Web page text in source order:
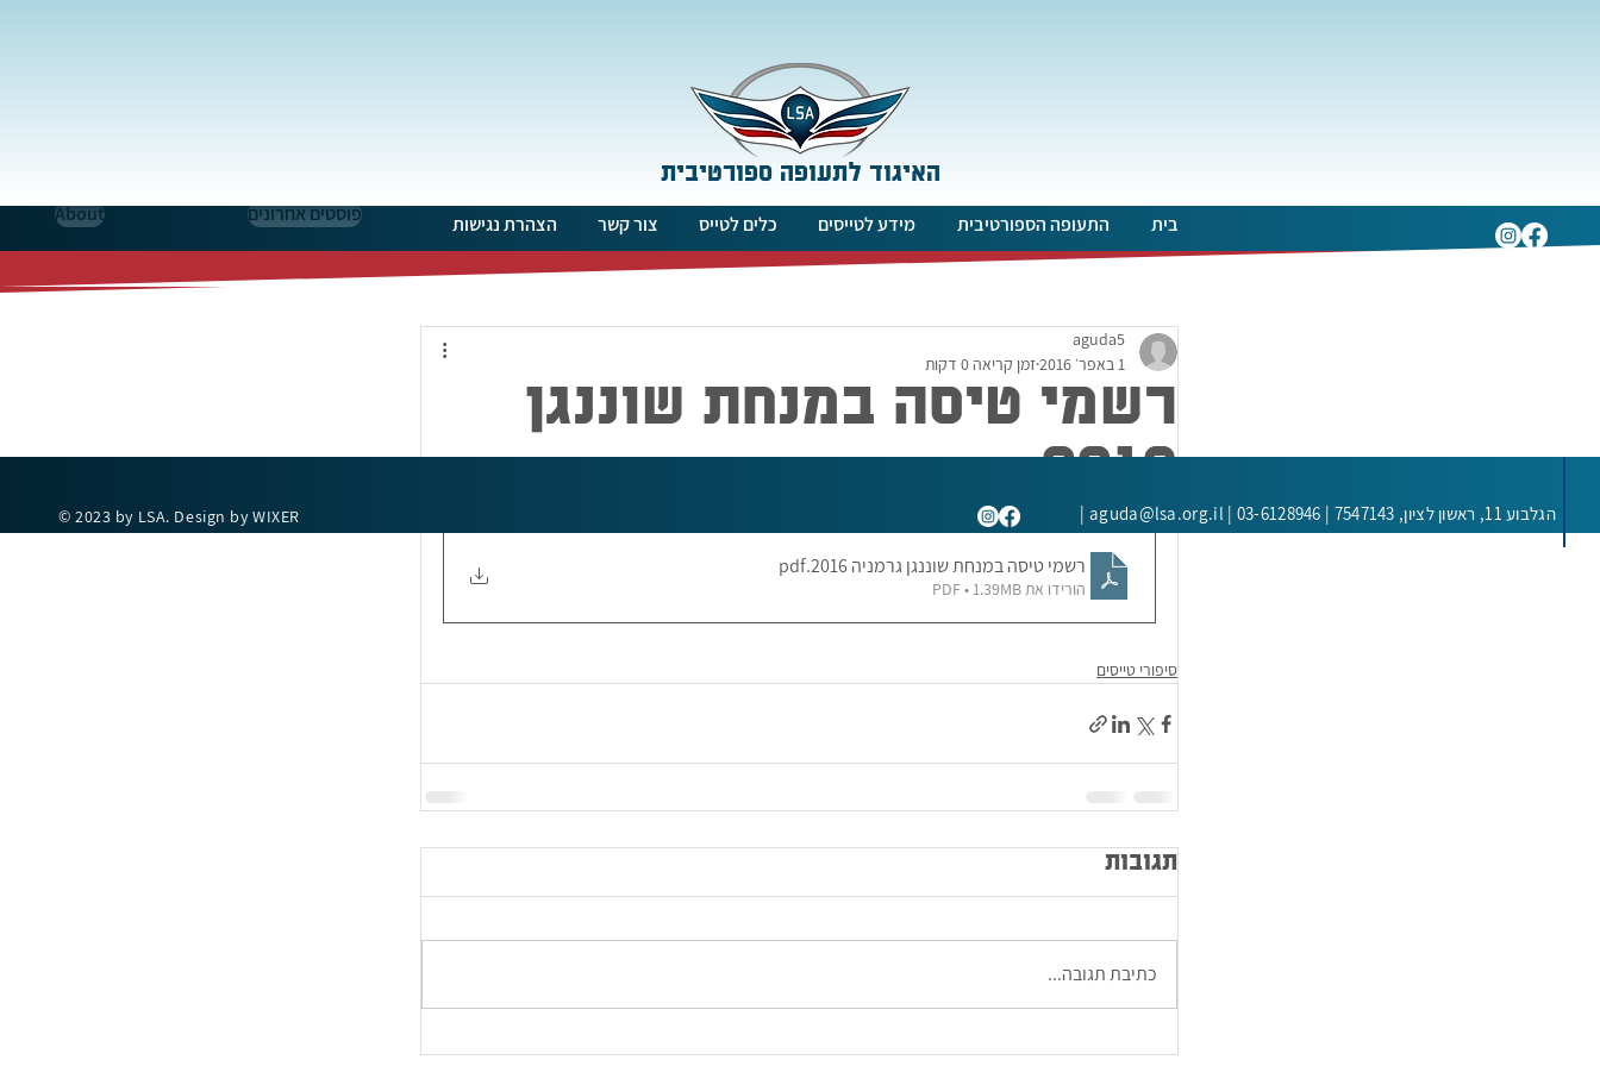
האיגוד לתעופה ספורטיבית
About פוסטים אחרונים בית התעופה הספורטיבית מידע לטייסים כלים לטייס צור קשר הצהרת נגישות
רשמי טיסה במנחת שוננגן
2016
aguda5
1 באפר׳ 2016
זמן קריאה 0 דקות
רשמי טיסה במנחת שוננגן גרמניה 2016 .pdf
הורידו את PDF • 1.39MB
סיפורי טייסים
תגובות
כתיבת תגובה...
© 2023 by LSA. Design by WIXER הגלבוע 11, ראשון לציון, 7547143 |
aguda@lsa.org.il | 03-6128946 |